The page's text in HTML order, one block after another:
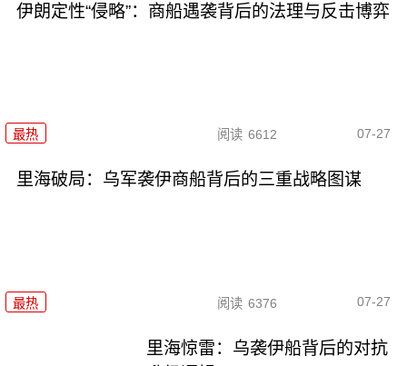
伊朗定性“侵略”：商船遇袭背后的法理与反击博弈
最热 阅读 6612 07-27
里海破局：乌军袭伊商船背后的三重战略图谋
最热 阅读 6376 07-27
里海惊雷：乌袭伊船背后的对抗